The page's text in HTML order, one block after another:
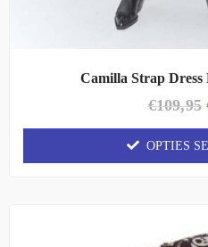
Camilla Strap
€109,95
OPTIES